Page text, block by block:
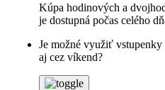
Kúpa hodinových a
je dostupná počas celého
Je možné využiť
aj cez víkend?